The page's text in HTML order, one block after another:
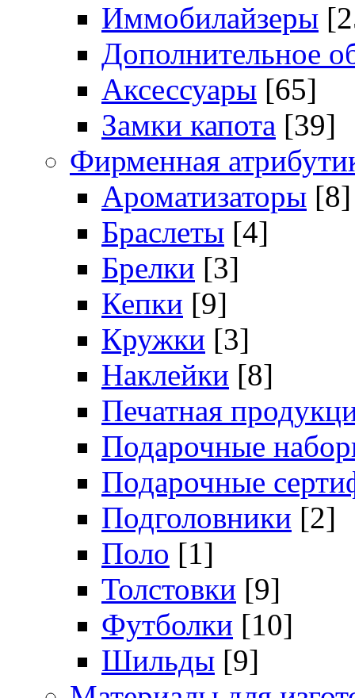
Иммобилайзеры
Дополнительное
Аксессуары [65]
Замки капота [39]
Фирменная
Ароматизаторы [8]
Браслеты [4]
Брелки [3]
Кепки [9]
Кружки [3]
Наклейки [8]
Печатная
Подарочные
Подарочные
Подголовники [2]
Поло [1]
Толстовки [9]
Футболки [10]
Шильды [9]